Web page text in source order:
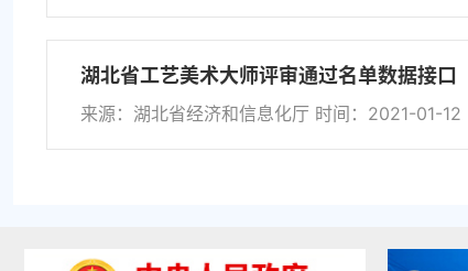
湖北省工艺美术大师评审通过名单数据接口
来源：湖北省经济和信息化厅 时间：2021-01-12